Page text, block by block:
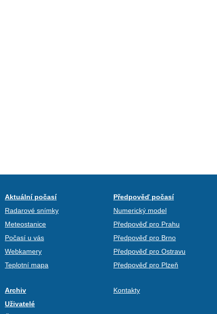
Aktuální počasí
Radarové snímky
Meteostanice
Počasí u vás
Webkamery
Teplotní mapa
Předpověď počasí
Numerický model
Předpověď pro Prahu
Předpověď pro Brno
Předpověď pro Ostravu
Předpověď pro Plzeň
Archiv
Uživatelé
Kontakty